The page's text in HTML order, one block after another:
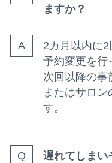
ますか？
2カ月以内に
予約変更を行
次回以降の事
またはサロン
す。
遅れてしまい